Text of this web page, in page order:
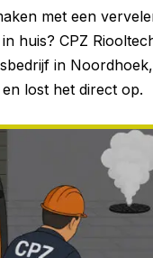
met een
huis? CPZ
in
lost het direct op.